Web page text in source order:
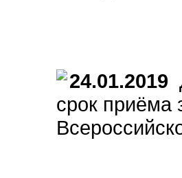
24.01.2019
срок приёма